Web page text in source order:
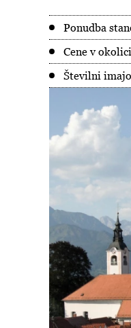
Ponudba
Cene v
Številni